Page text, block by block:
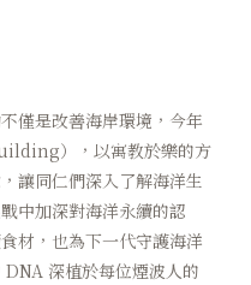
僅是改善海岸環境，今年
），以寓教於樂的方
讓同仁們深入了解海洋生
中加深對海洋永續的認
材，也為下一代守護海洋
深植於每位煙波人的